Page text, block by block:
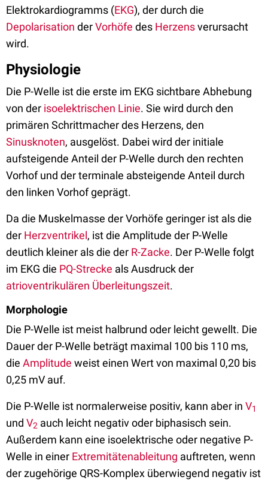
Elektrokardiogramms (EKG), der durch die
Depolarisation derVorhöfe des Herzensverursacht
wird.
Physiologie
Die P-Welle ist die erste im EKG sichtbare Abhebung
von der isoelektrischen Linie. Sie wird durch den
primären Schrittmacher des Herzens, den
Sinusknoten, ausgelöst. Dabei wird der initiale
aufsteigende Anteil der P-Welle durch den rechten
Vorhof und der terminale absteigende Anteil durch
den linken Vorhof geprägt.
Da die Muskelmasse der Vorhöfe geringer ist als die
der Herzventrikel, ist die Amplitude der P-Welle
deutlich kleiner als die der R-Zacke. Der P-Welle folgt
im EKG die PQ-Strecke als Ausdruck der
atrioventrikulären Überleitungszeit.
Morphologie
Die P-Welle ist meist halbrund oder leicht gewellt. Die
Dauer der P-Welle beträgt maximal 100 bis 110 ms,
die Amplitude weist einen Wert von maximal 0,20 bis
0,25 mV auf.
Die P-Welle ist normalerweise positiv, kann aber in V1
und V2 auch leicht negativ oder biphasisch sein.
Außerdem kann eine isoelektrische oder negative P-
Welle in einer Extremitätenableitung auftreten, wenn
der zugehörige QRS-Komplex überwiegend negativ ist